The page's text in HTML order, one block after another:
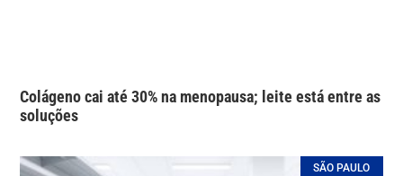
Colágeno cai até 30% na menopausa; leite está entre as
soluções
SÃO PAULO